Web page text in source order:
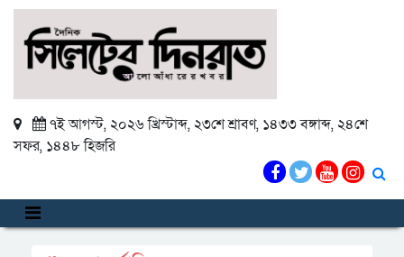
৭ই আগস্ট, ২০২৬ খ্রিস্টাব্দ, ২৩শে শ্রাবণ, ১৪৩৩ বঙ্গাব্দ, ২৪শে
সফর, ১৪৪৮ হিজরি